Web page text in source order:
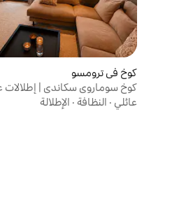
كوخ في ترومسو
كوخ سوماروي سكاندي | إطلالات
عائلي · النظافة · الإطلالة